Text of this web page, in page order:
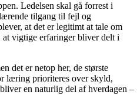
Ledelsen skal gå forrest i
tilgang til fejl og
at det er legitimt at tale om
at vigtige erfaringer bliver delt i
det er netop her, de største
læring prioriteres over skyld,
en naturlig del af hverdagen –